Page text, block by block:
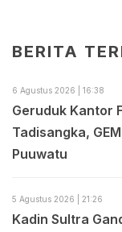
BERITA
6 Agustus 2026 | 16:38
Geruduk Kantor
Tadisangka,
Puuwatu
5 Agustus 2026 | 21:26
Kadin Sultra